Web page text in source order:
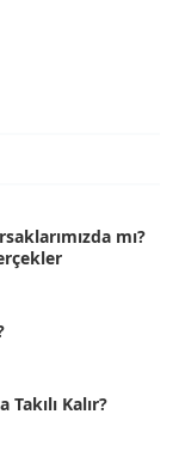
mı?
Takılı Kalır?